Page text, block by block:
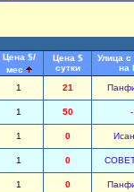
Цена $/
мес
Цена $
сутки
Улица с
на
1 21
1 50 -
1 0
1 0
1 0